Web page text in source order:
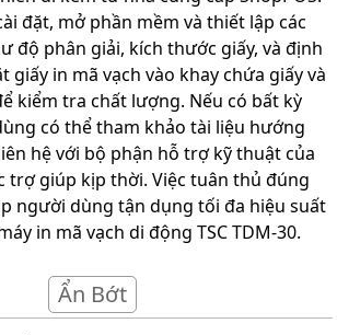
đặt, mở phần mềm và thiết lập các
độ phân giải, kích thước giấy, và định
giấy in mã vạch vào khay chứa giấy và
kiểm tra chất lượng. Nếu có bất kỳ
có thể tham khảo tài liệu hướng
hệ với bộ phận hỗ trợ kỹ thuật của
trợ giúp kịp thời. Việc tuân thủ đúng
người dùng tận dụng tối đa hiệu suất
in mã vạch di động TSC TDM-30.
Ẩn Bớt